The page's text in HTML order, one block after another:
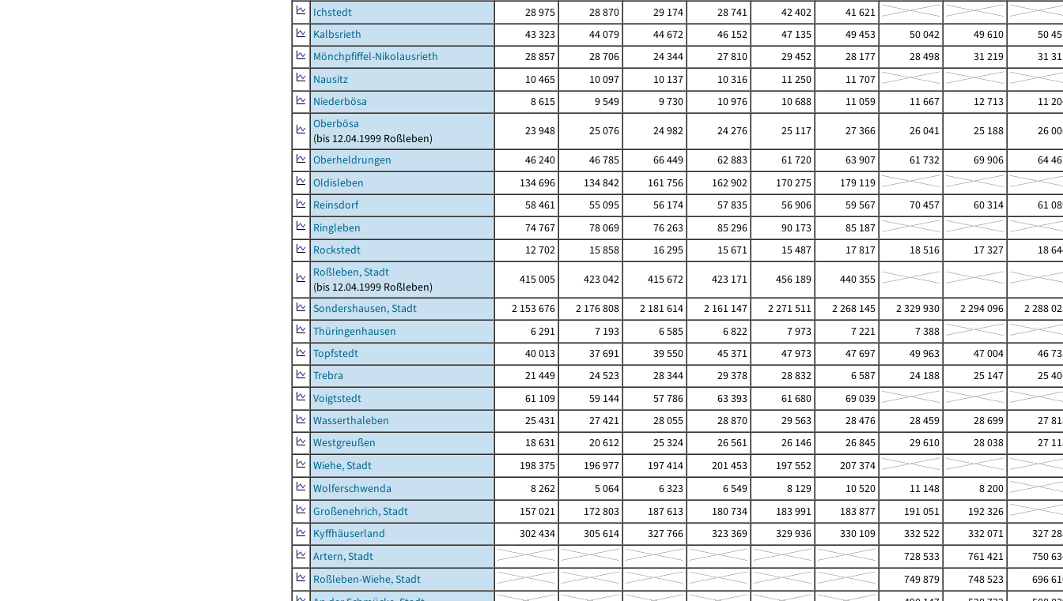
Ichstedt
28 975 28 870 29 174 28 741 42 402
41 621
Kalbsrieth
43 323 44 079 44 672 46 152 47 135 49 453 50 042 49 610
50
Mönchpfiffel-Nikolausrieth
28 857 28 706 24 344 27 810 29 452 28 177 28 498 31 219
31
Nausitz
10 465 10 097 10 137 10 316 11 250
11 707
Niederbösa
8 615 9 549 9 730 10 976 10 688 11 059 11 667 12 713
11
Oberbösa
(bis 12.04.1999 Roßleben)
23 948 25 076 24 982 24 276 25 117 27 366 26 041 25 188
26
Oberheldrungen
46 240 46 785 66 449 62 883 61 720 63 907 61 732 69 906
64
Oldisleben
134 696 134 842 161 756 162 902 170 275
179 119
Reinsdorf
58 461 55 095 56 174 57 835 56 906 59 567 70 457 60 314
61
Ringleben
74 767 78 069 76 263 85 296 90 173
85 187
Rockstedt
12 702 15 858 16 295 15 671 15 487 17 817 18 516 17 327
18
Roßleben, Stadt
(bis 12.04.1999 Roßleben)
415 005 423 042 415 672 423 171 456 189
440 355
Sondershausen, Stadt
2 153 676 2 176 808 2 181 614 2 161 147 2 271 511 2 268 145 2 329 930 2 294 096
2 288
Thüringenhausen
6 291 7 193 6 585 6 822 7 973 7 221
7 388
Topfstedt
40 013 37 691 39 550 45 371 47 973 47 697 49 963 47 004
46
Trebra
21 449 24 523 28 344 29 378 28 832 6 587 24 188 25 147
25
Voigtstedt
61 109 59 144 57 786 63 393 61 680
69 039
Wasserthaleben
25 431 27 421 28 055 28 870 29 563 28 476 28 459 28 699
27
Westgreußen
18 631 20 612 25 324 26 561 26 146 26 845 29 610 28 038
27
Wiehe, Stadt
198 375 196 977 197 414 201 453 197 552
207 374
Wolferschwenda
8 262 5 064 6 323 6 549 8 129 10 520 11 148
8 200
Großenehrich, Stadt
157 021 172 803 187 613 180 734 183 991 183 877 191 051
192 326
Kyffhäuserland
302 434 305 614 327 766 323 369 329 936 330 109 332 522 332 071
327
Artern, Stadt
728 533 761 421
750
Roßleben-Wiehe, Stadt
749 879 748 523
696